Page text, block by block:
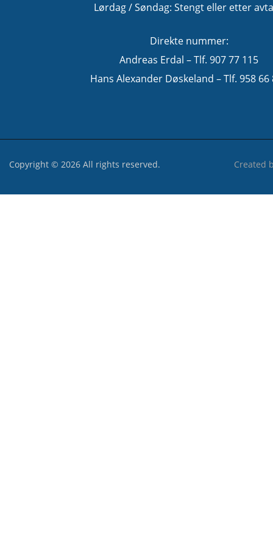
Lørdag / Søndag: Stengt eller etter
Direkte nummer:
Andreas Erdal – Tlf. 907 77 115
Hans Alexander Døskeland – Tlf. 958 66
Copyright © 2026 All rights reserved. Created